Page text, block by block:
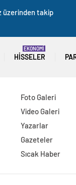
üzerinden takip
HISSELER
EKONOMİ
Foto Galeri
Video Galeri
Yazarlar
Gazeteler
Sıcak Haber